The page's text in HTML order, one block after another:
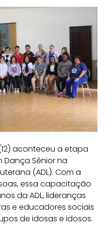
aconteceu a etapa
Sênior na
(ADL). Com a
essa capacitação
da ADL, lideranças
e educadores sociais
de idosas e idosos.